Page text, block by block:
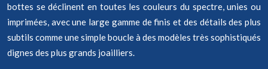
bottes se déclinent en toutes les couleurs du spectre, unies ou
imprimées, avec une large gamme de finis et des détails des plus
subtils comme une simple boucle à des modèles très sophistiqués
dignes des plus grands joailliers.